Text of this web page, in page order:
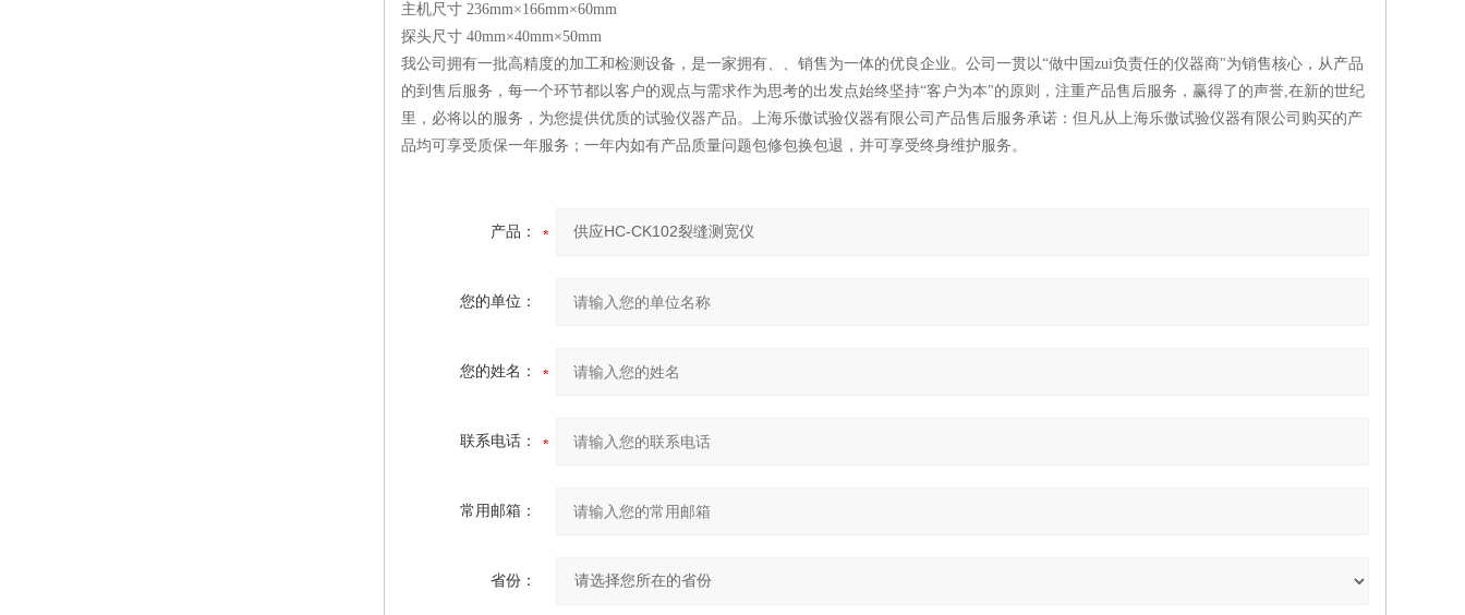
主机尺寸 236mm×166mm×60mm
探头尺寸 40mm×40mm×50mm
我公司拥有一批高精度的加工和检测设备，是一家拥有、、销售为一体的优良企业。公司一贯以“做中国zui负责任的仪器商"为销售核心，从产品
的到售后服务，每一个环节都以客户的观点与需求作为思考的出发点始终坚持“客户为本"的原则，注重产品售后服务，赢得了的声誉,在新的世纪
里，必将以的服务，为您提供优质的试验仪器产品。上海乐傲试验仪器有限公司产品售后服务承诺：但凡从上海乐傲试验仪器有限公司购买的产
品均可享受质保一年服务；一年内如有产品质量问题包修包换包退，并可享受终身维护服务。
产品：
您的单位：
您的姓名：
联系电话：
常用邮箱：
省份：